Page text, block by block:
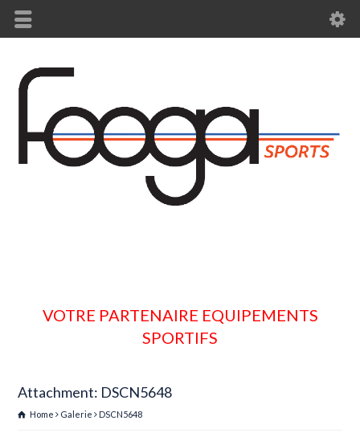
VOTRE PARTENAIRE EQUIPEMENTS
SPORTIFS
Attachment: DSCN5648
Home Galerie DSCN5648